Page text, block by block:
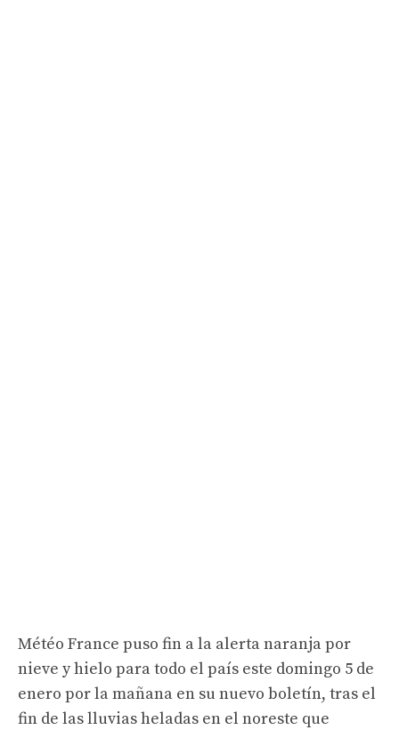
Météo France puso fin a la alerta naranja por
nieve y hielo para todo el país este domingo 5 de
enero por la mañana en su nuevo boletín, tras el
fin de las lluvias heladas en el noreste que